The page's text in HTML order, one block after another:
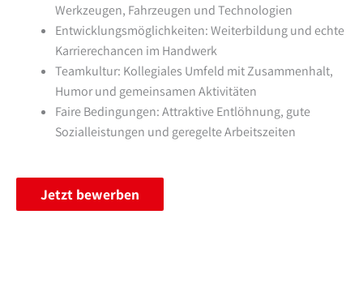
Werkzeugen, Fahrzeugen und Technologien
Entwicklungsmöglichkeiten: Weiterbildung und echte
Karrierechancen im Handwerk
Teamkultur: Kollegiales Umfeld mit Zusammenhalt,
Humor und gemeinsamen Aktivitäten
Faire Bedingungen: Attraktive Entlöhnung, gute
Sozialleistungen und geregelte Arbeitszeiten
Jetzt bewerben